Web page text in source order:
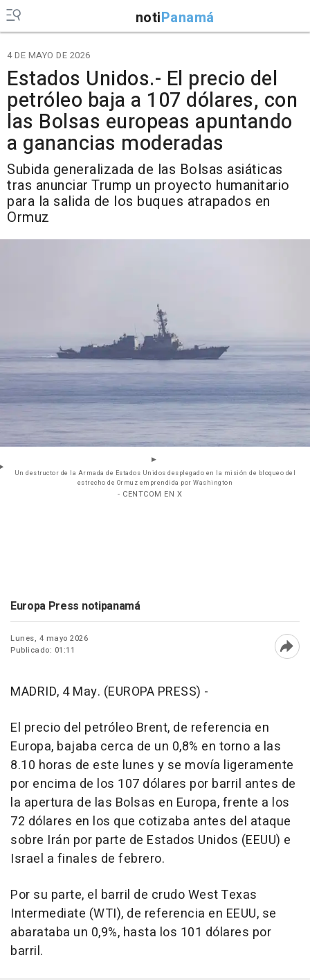
notiPanamá
4 DE MAYO DE 2026
Estados Unidos.- El precio del
petróleo baja a 107 dólares, con
las Bolsas europeas apuntando
a ganancias moderadas
Subida generalizada de las Bolsas asiáticas
tras anunciar Trump un proyecto humanitario
para la salida de los buques atrapados en
Ormuz
Un destructor de la Armada de Estados Unidos desplegado en la misión de bloqueo del
estrecho de Ormuz emprendida por Washington
- CENTCOM EN X
Europa Press notipanamá
Lunes, 4 mayo 2026
Publicado: 01:11
MADRID, 4 May. (EUROPA PRESS) -
El precio del petróleo Brent, de referencia en
Europa, bajaba cerca de un 0,8% en torno a las
8.10 horas de este lunes y se movía ligeramente
por encima de los 107 dólares por barril antes de
la apertura de las Bolsas en Europa, frente a los
72 dólares en los que cotizaba antes del ataque
sobre Irán por parte de Estados Unidos (EEUU) e
Israel a finales de febrero.
Por su parte, el barril de crudo West Texas
Intermediate (WTI), de referencia en EEUU, se
abarataba un 0,9%, hasta los 101 dólares por
barril.